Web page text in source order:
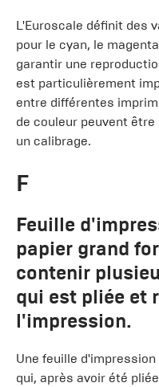
L'Euroscale définit des
pour le cyan, le
garantir une
est particulièrement
entre différentes
de couleur peuvent
un calibrage.
F
Feuille
papier grand
contenir
qui est pliée et
l'impression.
Une feuille
qui, après avoir été